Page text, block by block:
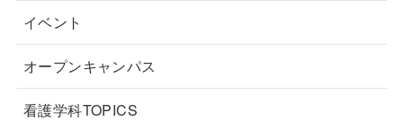
イベント
オープンキャンパス
看護学科TOPICS